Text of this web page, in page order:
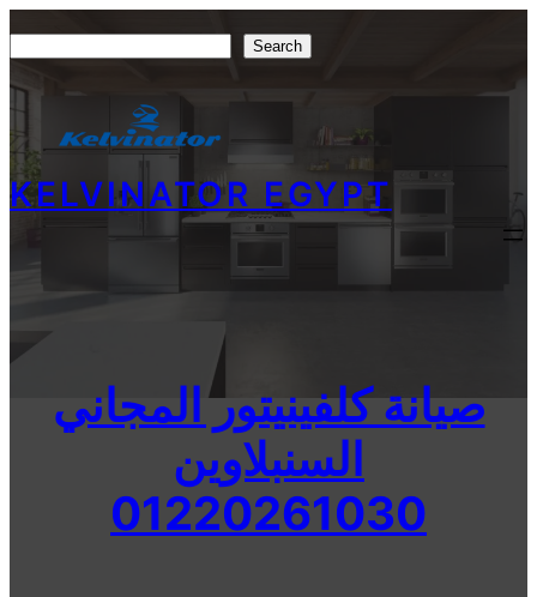
to
content
Search
KELVINATOR EGYPT
صيانة كلفينيتور المجاني
السنبلاوين
01220261030